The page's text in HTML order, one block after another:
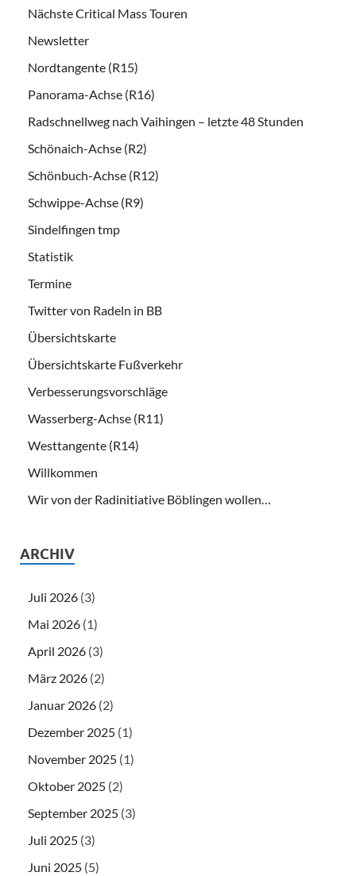
Nächste Critical Mass Touren
Newsletter
Nordtangente (R15)
Panorama-Achse (R16)
Radschnellweg nach Vaihingen – letzte 48 Stunden
Schönaich-Achse (R2)
Schönbuch-Achse (R12)
Schwippe-Achse (R9)
Sindelfingen tmp
Statistik
Termine
Twitter von Radeln in BB
Übersichtskarte
Übersichtskarte Fußverkehr
Verbesserungsvorschläge
Wasserberg-Achse (R11)
Westtangente (R14)
Willkommen
Wir von der Radinitiative Böblingen wollen…
ARCHIV
Juli 2026 (3)
Mai 2026 (1)
April 2026 (3)
März 2026 (2)
Januar 2026 (2)
Dezember 2025 (1)
November 2025 (1)
Oktober 2025 (2)
September 2025 (3)
Juli 2025 (3)
Juni 2025 (5)